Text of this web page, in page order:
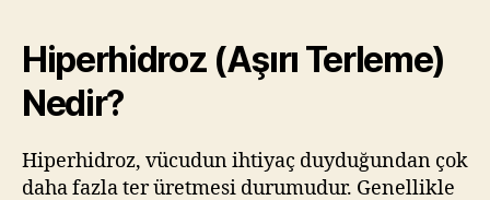
Hiperhidroz (Aşırı Terleme)
Nedir?
Hiperhidroz, vücudun ihtiyaç duyduğundan çok
daha fazla ter üretmesi durumudur. Genellikle